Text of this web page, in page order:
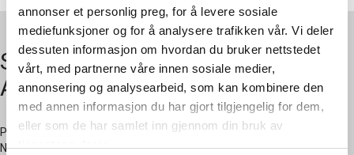
annonser et personlig preg, for å levere sosiale
mediefunksjoner og for å analysere trafikken vår. Vi deler
dessuten informasjon om hvordan du bruker nettstedet
vårt, med partnerne våre innen sosiale medier,
annonsering og analysearbeid, som kan kombinere den
med annen informasjon du har gjort tilgjengelig for dem,
eller som de har samlet inn gjennom din bruk av
Symaskiner
AS
Postadresse:
Nersetvegen 28 -
Om oss
Kontakt
oss